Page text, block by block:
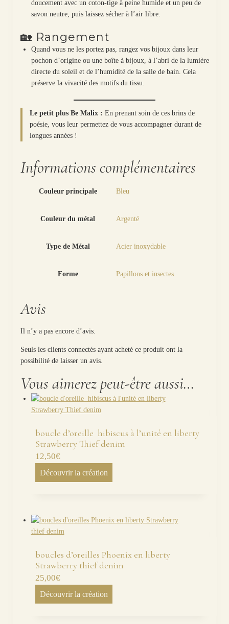
doucement avec un coton-tige à peine humide et un peu de
savon neutre, puis laissez sécher à l’air libre.
🏡 Rangement
Quand vous ne les portez pas, rangez vos bijoux dans leur
pochon d’origine ou une boîte à bijoux, à l’abri de la lumière
directe du soleil et de l’humidité de la salle de bain. Cela
préserve la vivacité des motifs du tissu.
Le petit plus Be Malix : En prenant soin de ces brins de
poésie, vous leur permettez de vous accompagner durant de
longues années !
Informations complémentaires
Couleur principale Bleu
Couleur du métal Argenté
Type de Métal Acier inoxydable
Forme Papillons et insectes
Avis
Il n’y a pas encore d’avis.
Seuls les clients connectés ayant acheté ce produit ont la
possibilité de laisser un avis.
Vous aimerez peut-être aussi…
boucle d’oreille hibiscus à l’unité en liberty
Strawberry Thief denim
12,50€
Découvrir la création
boucles d’oreilles Phoenix en liberty
Strawberry thief denim
25,00€
Découvrir la création